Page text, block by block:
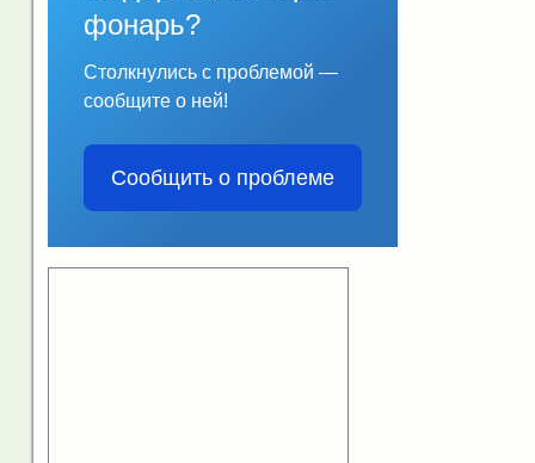
фонарь?
Столкнулись с проблемой —
сообщите о ней!
Сообщить о проблеме